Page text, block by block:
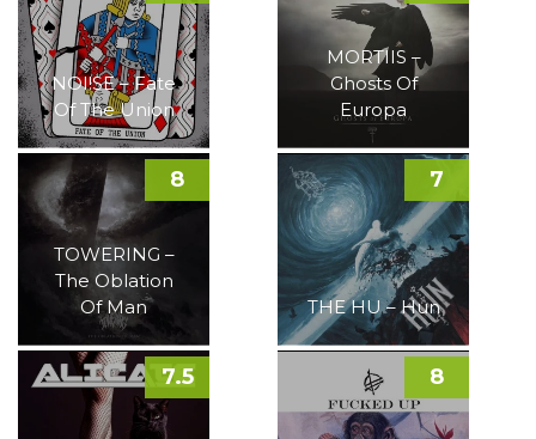
NOI!SE – Fate
Of The Union
MORTIIS –
Ghosts Of
Europa
TOWERING –
The Oblation
Of Man
8
THE HU – Hun
7
7.5 8